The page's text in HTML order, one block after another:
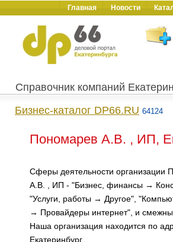
Главная Новости
Справочник компаний
Бизнес-каталог DP66.RU 64124
Пономарев А.В. , ИП,
Сферы деятельности организации
А.В. , ИП - "Бизнес, финансы →
"Услуги, работы → Другое",
→ Провайдеры интернет", и
Наша организация находится по
Екатеринбург,.